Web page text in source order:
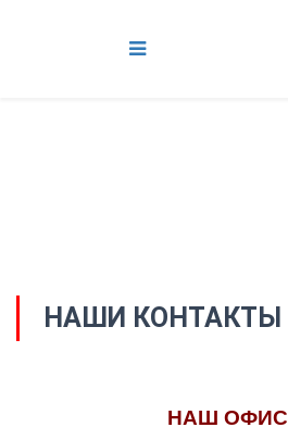
НАШИ КОНТАКТЫ
НАШ ОФИС